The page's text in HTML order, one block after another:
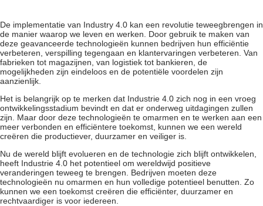
De implementatie van Industry 4.0 kan een revolutie teweegbrengen in
de manier waarop we leven en werken. Door gebruik te maken van
deze geavanceerde technologieën kunnen bedrijven hun efficiëntie
verbeteren, verspilling tegengaan en klantervaringen verbeteren. Van
fabrieken tot magazijnen, van logistiek tot bankieren, de
mogelijkheden zijn eindeloos en de potentiële voordelen zijn
aanzienlijk.
Het is belangrijk op te merken dat Industrie 4.0 zich nog in een vroeg
ontwikkelingsstadium bevindt en dat er onderweg uitdagingen zullen
zijn. Maar door deze technologieën te omarmen en te werken aan een
meer verbonden en efficiëntere toekomst, kunnen we een wereld
creëren die productiever, duurzamer en veiliger is.
Nu de wereld blijft evolueren en de technologie zich blijft ontwikkelen,
heeft Industrie 4.0 het potentieel om wereldwijd positieve
veranderingen teweeg te brengen. Bedrijven moeten deze
technologieën nu omarmen en hun volledige potentieel benutten. Zo
kunnen we een toekomst creëren die efficiënter, duurzamer en
rechtvaardiger is voor iedereen.